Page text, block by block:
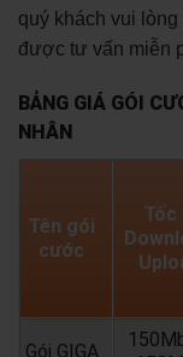
quý khách vui
được tư vấn miễn
BẢNG GIÁ GÓI
NHÂN
Tên gói
cước
Tốc
Gói GIGA